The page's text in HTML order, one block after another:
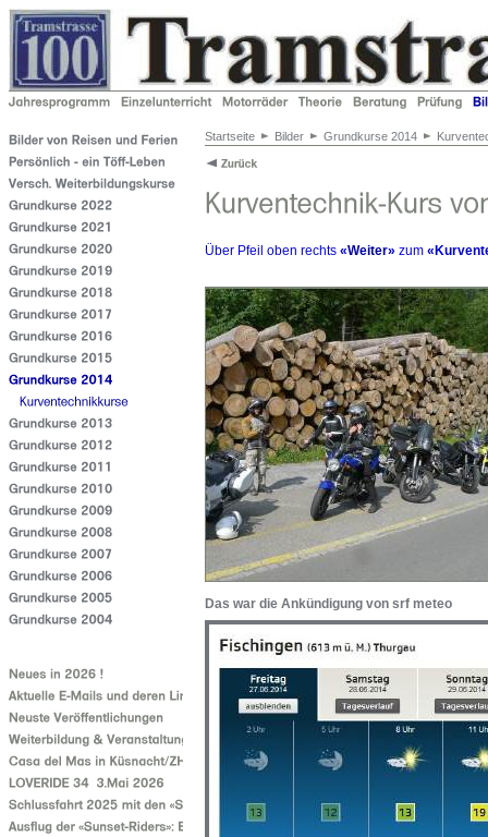
Startseite Bilder Grundkurse 2014
Über Pfeil oben rechts «Weiter» zum
Das war die Ankündigung von srf meteo